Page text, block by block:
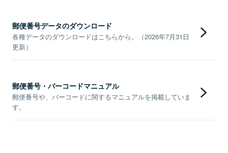
郵便番号データのダウンロード
各種データのダウンロードはこちらから。（2026年7月31日
更新）
郵便番号・バーコードマニュアル
郵便番号や、バーコードに関するマニュアルを掲載していま
す。